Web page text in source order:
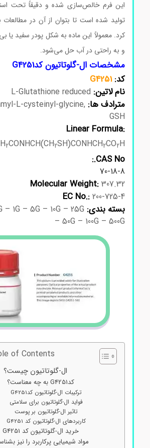
این فرم خالص‌سازی شده و دقیقاً تحت
تولید شده است تا بتوان از آن در مطالعات
کرد. معمولاً این ماده به شکل پودر سفید یا
و به راحتی در آب حل می‌شود.
مشخصات ال-گلوتاتیون کدG4251
کد:G4251
نام لاتین:L-Glutathione reduced
مترادف ها:L-cysteinyl-glycine,
GSH
Linear Formula:
2CH2CONHCH(CH2SH)CONHCH2CO
CAS No.:
70-18-8
Molecular Weight: 307.32
EC No.:200-725-4
بسته بندی: – 1G – 5G – 10G – 25G
– 50G – 100G – 500G
of Contents
ال-گلوتاتیون چیست؟
ترکیبات ال-گلوتاتیون کدG4251
فواید ال-گلوتاتیون برای سلامتی
تاثیر ال-گلوتاتیون بر پوست
کاربردهای ال-گلوتاتیون کد G4251
خرید ال-گلوتاتیون کد G4251
مواد شیمیایی پرکاربرد را نیز بشناسید